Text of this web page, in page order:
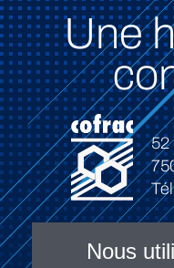
Une
52
Nous